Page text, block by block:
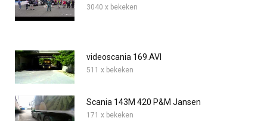
3040 x bekeken
videoscania 169.AVI
511 x bekeken
Scania 143M 420 P&M Jansen
171 x bekeken